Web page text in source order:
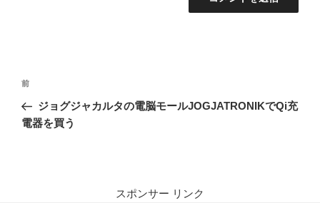
投
ナ
前
の
投
前
ジョグジャカルタの電脳モールJOGJATRONIKでQi充
電器を買う
スポンサー リンク